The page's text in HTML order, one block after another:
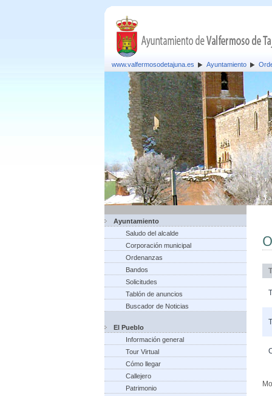
www.valfermosodetajuna.es Ayuntamiento
Ayuntamiento
Saludo del alcalde
Corporación municipal
Ordenanzas
Bandos
Solicitudes
Tablón de anuncios
Buscador de Noticias
El Pueblo
Información general
Tour Virtual
Cómo llegar
Callejero
Patrimonio